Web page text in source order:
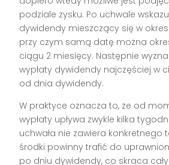
podziale zysku. Po uchwale
dywidendy mieszczący się w
przy czym samą datę można
ciągu 2 miesięcy. Następnie
wypłaty dywidendy najczęściej w
od dnia dywidendy.
W praktyce oznacza to, że od
wypłaty upływa zwykle kilka
uchwała nie zawiera konkretnego
środki powinny trafić do
po dniu dywidendy, co skraca